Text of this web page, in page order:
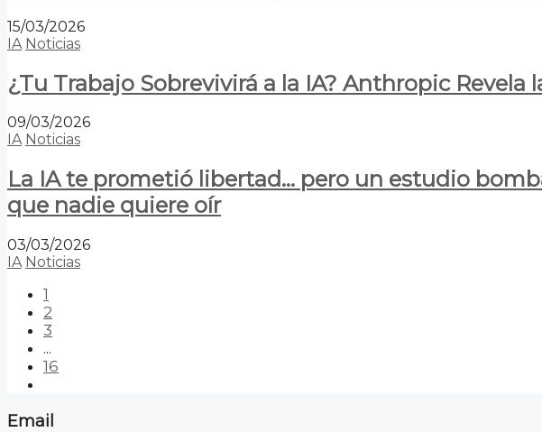
15/03/2026
IA Noticias
¿Tu Trabajo Sobrevivirá a la IA? Anthropic Revela
09/03/2026
IA Noticias
La IA te prometió libertad… pero un estudio
que nadie quiere oír
03/03/2026
IA Noticias
1
2
3
...
16
Email